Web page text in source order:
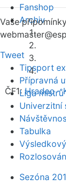
Fanshop
Archiv
ČF1: Hradec -
Vaše
webmaster
Tweet
Tipsport
Přípravná
Liga mistrů
Univerzitní
Tabulka
Sezóna